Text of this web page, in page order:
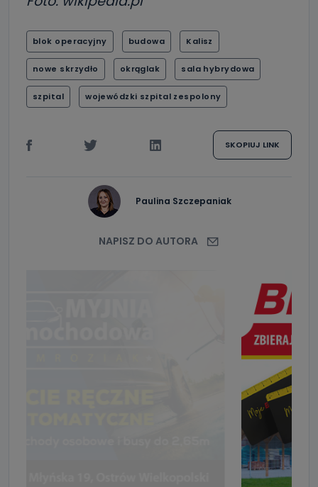
blok operacyjny budowa Kalisz
nowe skrzydło okrąglak sala hybrydowa
szpital wojewódzki szpital zespolony
SKOPIUJ LINK
Paulina Szczepaniak
NAPISZ DO AUTORA